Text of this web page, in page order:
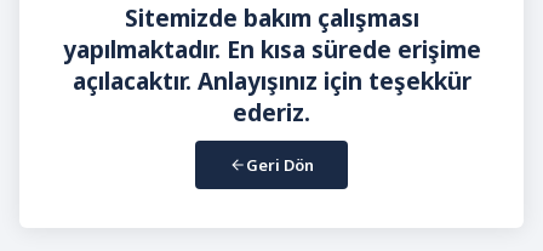
Sitemizde bakım çalışması
yapılmaktadır. En kısa sürede erişime
açılacaktır. Anlayışınız için teşekkür
ederiz.
Geri Dön